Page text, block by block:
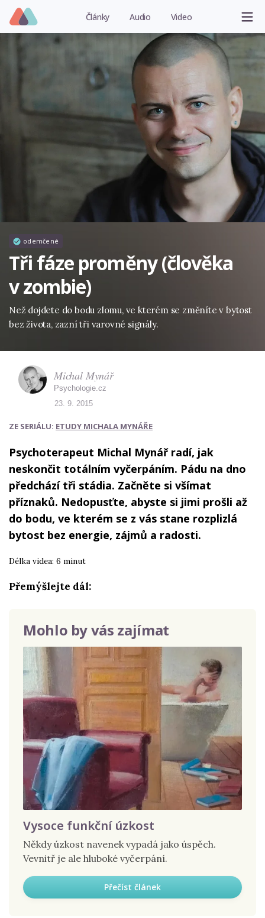
Články Audio Video
odemčené
Tři fáze proměny (člověka
v zombie)
Než dojdete do bodu zlomu, ve kterém se změníte v bytost
bez života, zazní tři varovné signály.
ZE SERIÁLU: ETUDY MICHALA MYNÁŘE
Psychoterapeut Michal Mynář radí, jak
neskončit totálním vyčerpáním. Pádu na dno
předchází tři stádia. Začněte si všímat
příznaků. Nedopusťte, abyste si jimi prošli až
do bodu, ve kterém se z vás stane rozplizlá
bytost bez energie, zájmů a radosti.
Délka videa: 6 minut
Přemýšlejte dál:
Mohlo by vás zajímat
Vysoce funkční úzkost
Někdy úzkost navenek vypadá jako úspěch.
Vevnitř je ale hluboké vyčerpání.
Přečíst článek
Michal Mynář
Psychologie.cz
23. 9. 2015